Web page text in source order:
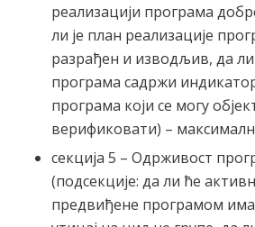
реализацији програма
ли је план реализације
разрађен и изводљив, да
програма садржи
програма који се могу
верификовати) –
секција 5 – Одрживост
(подсекције: да ли ће
предвиђене програмом